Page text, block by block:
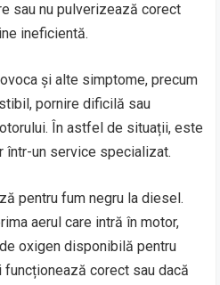
sau nu pulverizează corect
ineficientă.
și alte simptome, precum
pornire dificilă sau
În astfel de situații, este
într-un service specializat.
pentru fum negru la diesel.
aerul care intră în motor,
oxigen disponibilă pentru
funcționează corect sau dacă